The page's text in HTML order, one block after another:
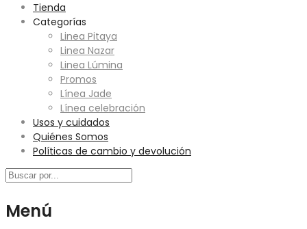
Tienda
Categorías
Linea Pitaya
Linea Nazar
Linea Lúmina
Promos
Línea Jade
Línea celebración
Usos y cuidados
Quiénes Somos
Políticas de cambio y devolución
Menú